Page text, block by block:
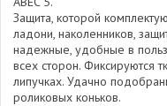
Защита, которой
ладони, наколенников,
надежные, удобные в
всех сторон. Фиксируются
липучках. Удачно
роликовых коньков.